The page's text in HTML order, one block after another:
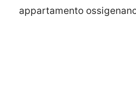
appartamento